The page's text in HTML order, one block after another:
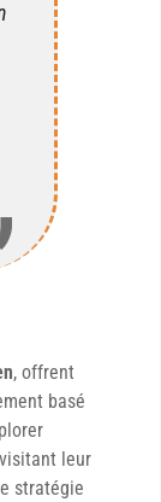
, offrent
basé
leur
stratégie